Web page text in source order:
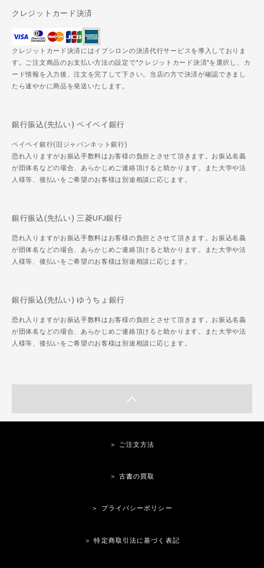
クレジットカード決済
クレジットカード決済にはイプシロンの決済代行サービスを導入しておりま
す。ご注文商品のお支払い方法の設定で"クレジットカード決済"を選択し、カ
ード情報を入力後、注文を完了して下さい。当店の方で決済が確認できまし
たら速やかに商品を発送いたします。
銀行振込(先払い) ペイペイ銀行
ペイペイ銀行(旧ジャパンネット銀行)
恐れ入りますがお振込手数料はお客様の負担とさせて頂きます。お振込名義
が団体名などの場合、あらかじめご連絡頂けると助かります。また大学や法
人様等、後払いをご希望のお客様は別途相談に応じます。
銀行振込(先払い) 三菱UFJ銀行
恐れ入りますがお振込手数料はお客様の負担とさせて頂きます。お振込名義
が団体名などの場合、あらかじめご連絡頂けると助かります。また大学や法
人様等、後払いをご希望のお客様は別途相談に応じます。
銀行振込(先払い) ゆうちょ銀行
恐れ入りますがお振込手数料はお客様の負担とさせて頂きます。お振込名義
が団体名などの場合、あらかじめご連絡頂けると助かります。また大学や法
人様等、後払いをご希望のお客様は別途相談に応じます。
＞ ご注文方法
＞ 古書の買取
＞ プライバシーポリシー
＞ 特定商取引法に基づく表記